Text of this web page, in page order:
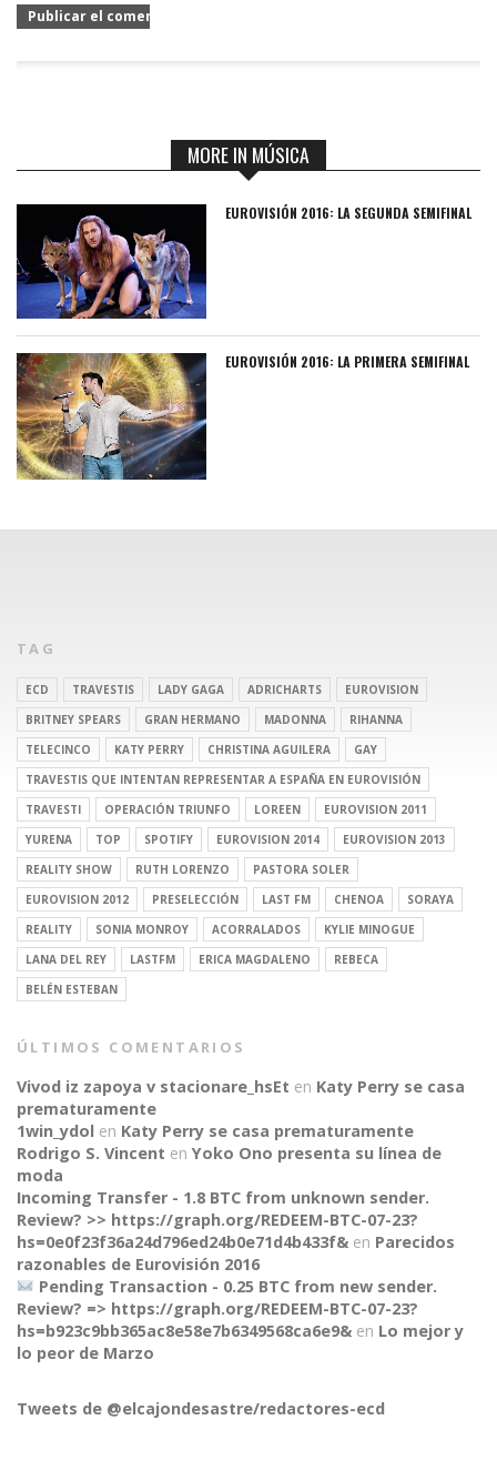
CONNECT
MORE IN MÚSICA
EUROVISIÓN 2016: LA SEGUNDA SEMIFINAL
EUROVISIÓN 2016: LA PRIMERA SEMIFINAL
TAG
ECD TRAVESTIS LADY GAGA ADRICHARTS
EUROVISION
BRITNEY SPEARS
GRAN HERMANO MADONNA
RIHANNA
TELECINCO
KATY PERRY CHRISTINA AGUILERA
GAY
TRAVESTIS QUE INTENTAN REPRESENTAR A ESPAÑA EN EUROVISIÓN
TRAVESTI
OPERACIÓN TRIUNFO LOREEN
EUROVISION 2011
YURENA
TOP SPOTIFY EUROVISION 2014
EUROVISION 2013
REALITY SHOW
RUTH LORENZO
PASTORA SOLER
EUROVISION 2012
PRESELECCIÓN LAST FM CHENOA
SORAYA
REALITY
SONIA MONROY ACORRALADOS
KYLIE MINOGUE
LANA DEL REY
LASTFM ERICA MAGDALENO
REBECA
BELÉN ESTEBAN
ÚLTIMOS COMENTARIOS
Vivod iz zapoya v stacionare_hsEt en Katy Perry se casa
prematuramente
1win_ydol en Katy Perry se casa prematuramente
Rodrigo S. Vincent en Yoko Ono presenta su línea de
moda
Incoming Transfer - 1.8 BTC from unknown sender.
Review? >> https://graph.org/REDEEM-BTC-07-23?
hs=0e0f23f36a24d796ed24b0e71d4b433f& en Parecidos
razonables de Eurovisión 2016
Pending Transaction - 0.25 BTC from new sender.
Review? => https://graph.org/REDEEM-BTC-07-23?
hs=b923c9bb365ac8e58e7b6349568ca6e9& en Lo mejor y
lo peor de Marzo
Tweets de @elcajondesastre/redactores-ecd